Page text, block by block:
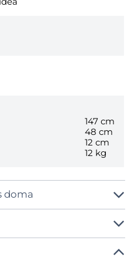
147 cm
48 cm
12 cm
12 kg
doma